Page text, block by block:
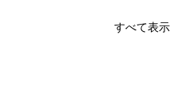
すべて表示